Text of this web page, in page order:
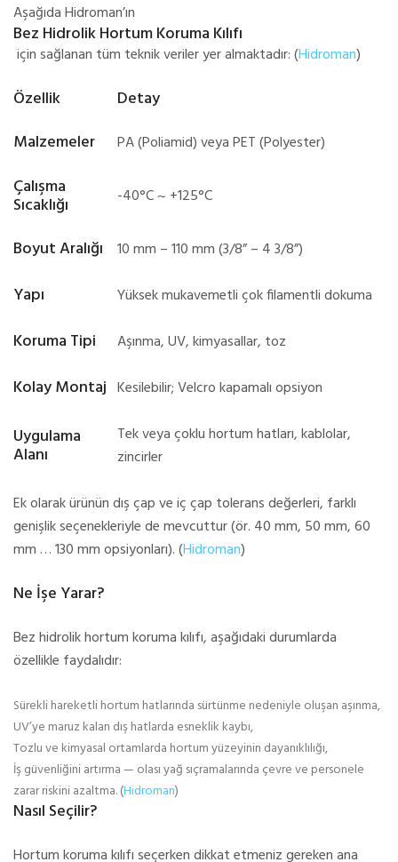
Aşağıda Hidroman’ın
Bez Hidrolik Hortum Koruma Kılıfı
için sağlanan tüm teknik veriler yer almaktadır: (Hidroman)
Özellik
Detay
Malzemeler
PA (Poliamid) veya PET (Polyester)
Çalışma
Sıcaklığı -40°C ~ +125°C
Boyut Aralığı 10 mm – 110 mm (3/8” – 4 3/8”)
Yapı Yüksek mukavemetli çok filamentli dokuma
Koruma Tipi Aşınma, UV, kimyasallar, toz
Kolay Montaj Kesilebilir; Velcro kapamalı opsiyon
Uygulama
Alanı
Tek veya çoklu hortum hatları, kablolar,
zincirler
Ek olarak ürünün dış çap ve iç çap tolerans değerleri, farklı
genişlik seçenekleriyle de mevcuttur (ör. 40 mm, 50 mm, 60
mm … 130 mm opsiyonları). (Hidroman)
Ne İşe Yarar?
Bez hidrolik hortum koruma kılıfı, aşağıdaki durumlarda
özellikle faydalıdır:
Sürekli hareketli hortum hatlarında sürtünme nedeniyle oluşan aşınma,
UV’ye maruz kalan dış hatlarda esneklik kaybı,
Tozlu ve kimyasal ortamlarda hortum yüzeyinin dayanıklılığı,
İş güvenliğini artırma — olası yağ sıçramalarında çevre ve personele
zarar riskini azaltma. (Hidroman)
Nasıl Seçilir?
Hortum koruma kılıfı seçerken dikkat etmeniz gereken ana